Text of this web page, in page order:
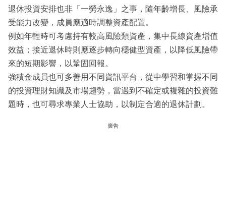
退休投資安排也非「一勞永逸」之事，隨年齡增長、風險承
受能力改變，成員應適時調整資產配置。
例如年輕時可考慮持有較高風險類資產，集中長線資產增值
效益；接近退休時則應逐步轉向穩健型資產，以降低風險帶
來的短期影響，以鞏固回報。
強積金成員也可多善用不同資訊平台，從中學習和掌握不同
的投資理財知識及市場趨勢，當遇到不確定或複雜的投資難
題時，也可尋求專業人士協助，以制定合適的退休計劃。
廣告